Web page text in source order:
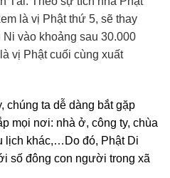
là vị Phật thứ 5, sẽ thay
vào khoảng sau 30.000
vị Phật cuối cùng xuất
chúng ta dễ dàng bắt gặp
mọi nơi: nhà ở, công ty, chùa
lịch khác,…Do đó, Phật Di
số đông con người trong xã